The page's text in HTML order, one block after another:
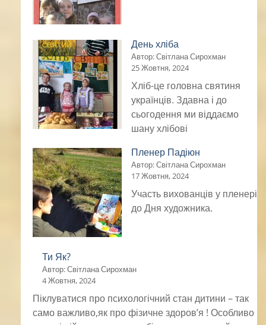
День хліба
Автор: Світлана Сирохман
25 Жовтня, 2024
Хліб-це головна святиня
українців. Здавна і до
сьогодення ми віддаємо
шану хлібові
Пленер Падіюн
Автор: Світлана Сирохман
17 Жовтня, 2024
Участь вихованців у пленері
до Дня художника.
Ти Як?
Автор: Світлана Сирохман
4 Жовтня, 2024
Піклуватися про психологічний стан дитини – так
само важливо,як про фізичне здоров’я ! Особливо